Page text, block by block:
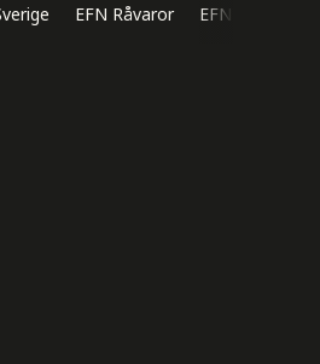
EFN Råvaror EFN Direkt